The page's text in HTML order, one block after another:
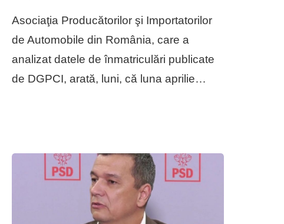
Asociaţia Producătorilor şi Importatorilor
de Automobile din România, care a
analizat datele de înmatriculări publicate
de DGPCI, arată, luni, că luna aprilie…